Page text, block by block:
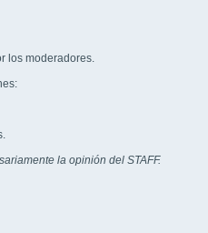
los moderadores.
la opinión del STAFF.